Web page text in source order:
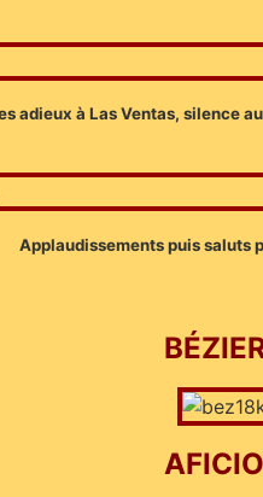
adieux à Las Ventas, silence
Applaudissements puis saluts